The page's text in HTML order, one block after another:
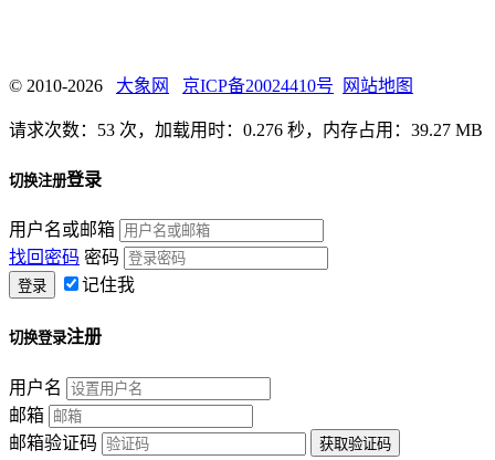
© 2010-2026 大象网 京ICP备20024410号 网站地图
请求次数：53 次，加载用时：0.276 秒，内存占用：39.27 MB
切换注册登录
用户名或邮箱
找回密码 密码
记住我
切换登录注册
用户名
邮箱
邮箱验证码